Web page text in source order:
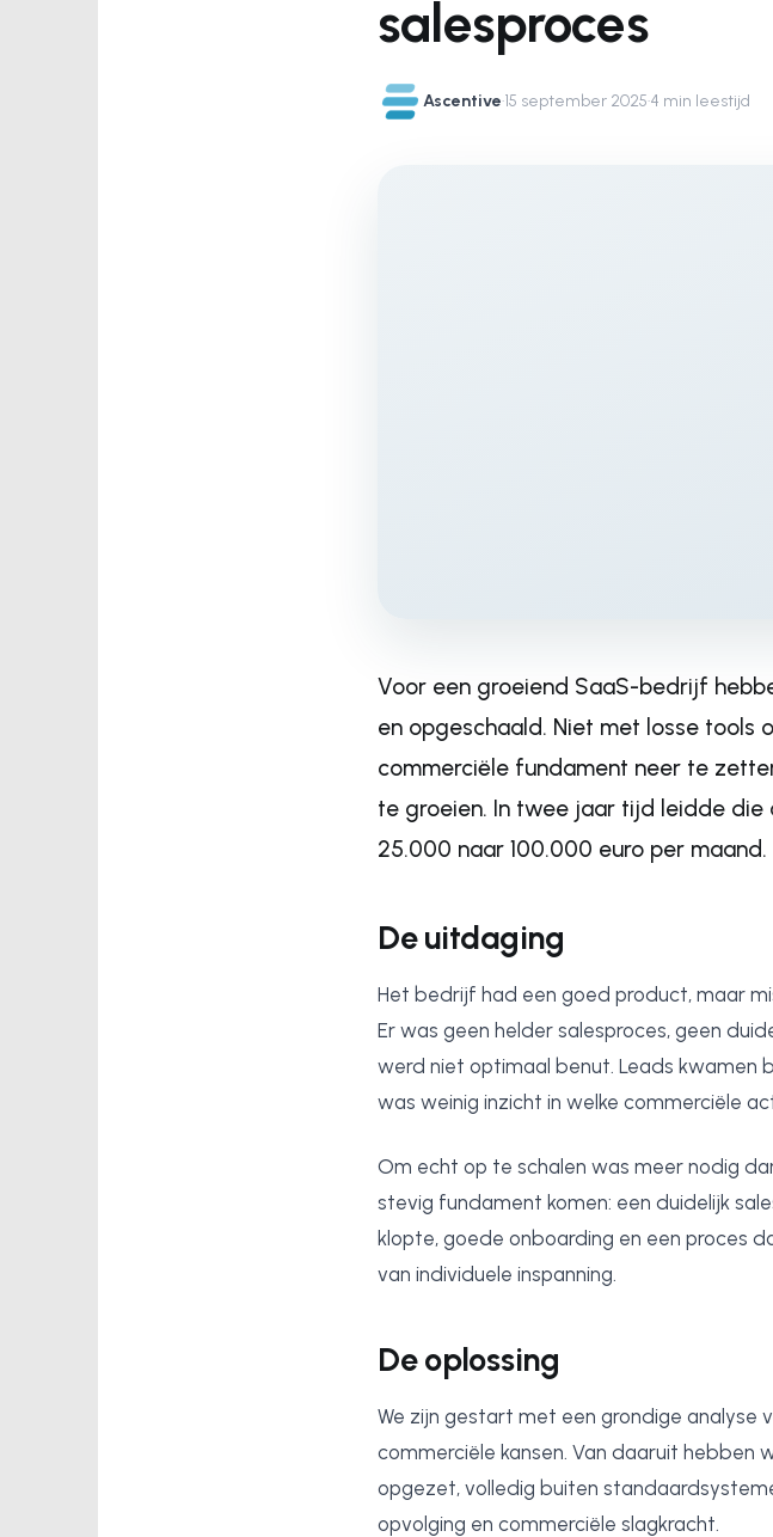
salesproces
Ascentive·15 september 2025·4 min leestijd
Voor een groeiend SaaS-bedrijf
en opgeschaald. Niet met losse tools
commerciële fundament neer te
te groeien. In twee jaar tijd leidde
25.000 naar 100.000 euro per maand.
De uitdaging
Het bedrijf had een goed product, maar
Er was geen helder salesproces, geen
werd niet optimaal benut. Leads kwamen
was weinig inzicht in welke commerciële
Om echt op te schalen was meer nodig
stevig fundament komen: een duidelijk
klopte, goede onboarding en een proces
van individuele inspanning.
De oplossing
We zijn gestart met een grondige analyse
commerciële kansen. Van daaruit
opgezet, volledig buiten
opvolging en commerciële slagkracht.